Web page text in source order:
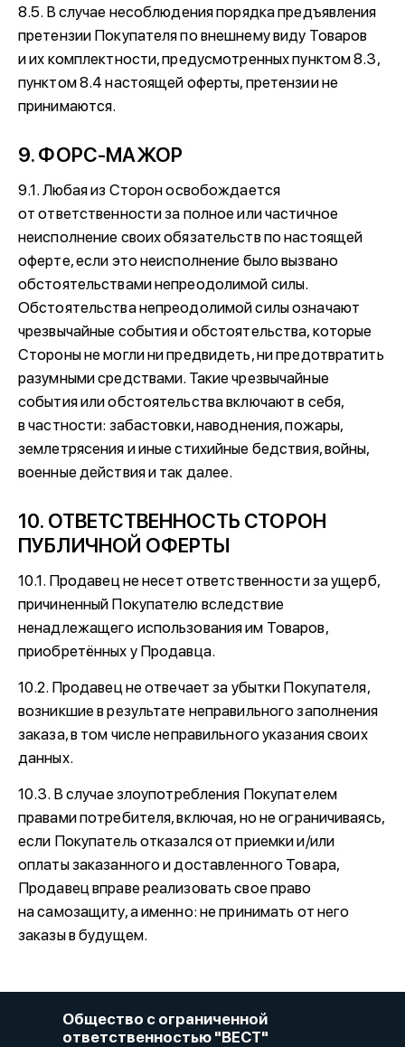
8.5. В случае несоблюдения порядка предъявления
претензии Покупателя по внешнему виду Товаров
и их комплектности, предусмотренных пунктом 8.3,
пунктом 8.4 настоящей оферты, претензии не
принимаются.
9. ФОРС-МАЖОР
9.1. Любая из Сторон освобождается
от ответственности за полное или частичное
неисполнение своих обязательств по настоящей
оферте, если это неисполнение было вызвано
обстоятельствами непреодолимой силы.
Обстоятельства непреодолимой силы означают
чрезвычайные события и обстоятельства, которые
Стороны не могли ни предвидеть, ни предотвратить
разумными средствами. Такие чрезвычайные
события или обстоятельства включают в себя,
в частности: забастовки, наводнения, пожары,
землетрясения и иные стихийные бедствия, войны,
военные действия и так далее.
10. ОТВЕТСТВЕННОСТЬ СТОРОН
ПУБЛИЧНОЙ ОФЕРТЫ
10.1. Продавец не несет ответственности за ущерб,
причиненный Покупателю вследствие
ненадлежащего использования им Товаров,
приобретённых у Продавца.
10.2. Продавец не отвечает за убытки Покупателя,
возникшие в результате неправильного заполнения
заказа, в том числе неправильного указания своих
данных.
10.3. В случае злоупотребления Покупателем
правами потребителя, включая, но не ограничиваясь,
если Покупатель отказался от приемки и/или
оплаты заказанного и доставленного Товара,
Продавец вправе реализовать свое право
на самозащиту, а именно: не принимать от него
заказы в будущем.
Общество с ограниченной
ответственностью "ВЕСТ"